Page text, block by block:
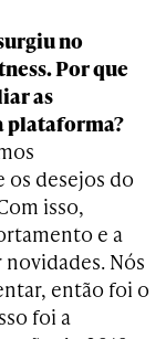
no
Por que
as
plataforma?
os desejos do
isso,
e a
Nós
então foi o
foi a